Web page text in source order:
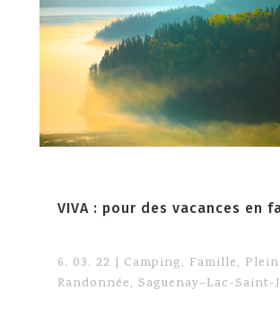
6. 03. 22 | Camping, Famille,
Randonnée, Saguenay–Lac-Saint-